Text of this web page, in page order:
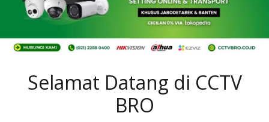
Selamat Datang di CCTV
BRO